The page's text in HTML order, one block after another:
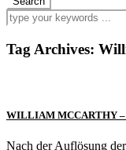
Tag Archives:
WILLIAM MCCARTHY
Nach der Auflösung